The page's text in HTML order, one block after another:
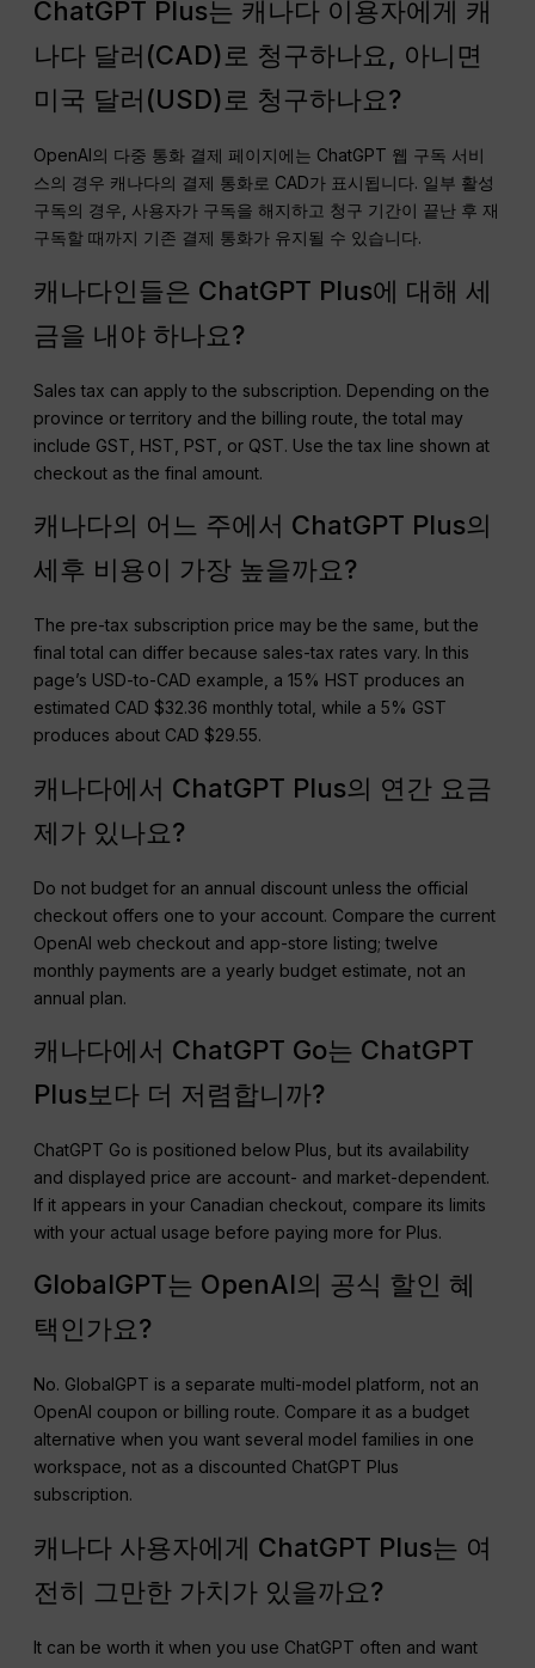
ChatGPT Plus는 캐나다 이용자에게 캐
나다 달러(CAD)로 청구하나요, 아니면
미국 달러(USD)로 청구하나요?
OpenAI의 다중 통화 결제 페이지에는 ChatGPT 웹 구독 서비
스의 경우 캐나다의 결제 통화로 CAD가 표시됩니다. 일부 활성
구독의 경우, 사용자가 구독을 해지하고 청구 기간이 끝난 후 재
구독할 때까지 기존 결제 통화가 유지될 수 있습니다.
캐나다인들은 ChatGPT Plus에 대해 세
금을 내야 하나요?
Sales tax can apply to the subscription. Depending on the
province or territory and the billing route, the total may
include GST, HST, PST, or QST. Use the tax line shown at
checkout as the final amount.
캐나다의 어느 주에서 ChatGPT Plus의
세후 비용이 가장 높을까요?
The pre-tax subscription price may be the same, but the
final total can differ because sales-tax rates vary. In this
page’s USD-to-CAD example, a 15% HST produces an
estimated CAD $32.36 monthly total, while a 5% GST
produces about CAD $29.55.
캐나다에서 ChatGPT Plus의 연간 요금
제가 있나요?
Do not budget for an annual discount unless the official
checkout offers one to your account. Compare the current
OpenAI web checkout and app-store listing; twelve
monthly payments are a yearly budget estimate, not an
annual plan.
캐나다에서 ChatGPT Go는 ChatGPT
Plus보다 더 저렴합니까?
ChatGPT Go is positioned below Plus, but its availability
and displayed price are account- and market-dependent.
If it appears in your Canadian checkout, compare its limits
with your actual usage before paying more for Plus.
GlobalGPT는 OpenAI의 공식 할인 혜
택인가요?
No. GlobalGPT is a separate multi-model platform, not an
OpenAI coupon or billing route. Compare it as a budget
alternative when you want several model families in one
workspace, not as a discounted ChatGPT Plus
subscription.
캐나다 사용자에게 ChatGPT Plus는 여
전히 그만한 가치가 있을까요?
It can be worth it when you use ChatGPT often and want